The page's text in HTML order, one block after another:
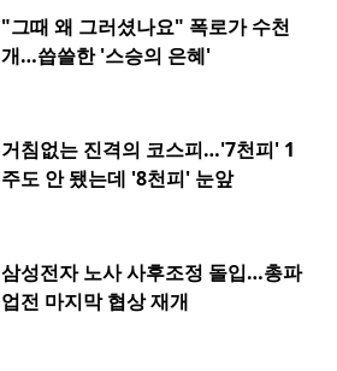
"그때 왜 그러셨나요" 폭로가 수천
개…씁쓸한 '스승의 은혜'
거침없는 진격의 코스피…'7천피' 1
주도 안 됐는데 '8천피' 눈앞
삼성전자 노사 사후조정 돌입…총파
업전 마지막 협상 재개